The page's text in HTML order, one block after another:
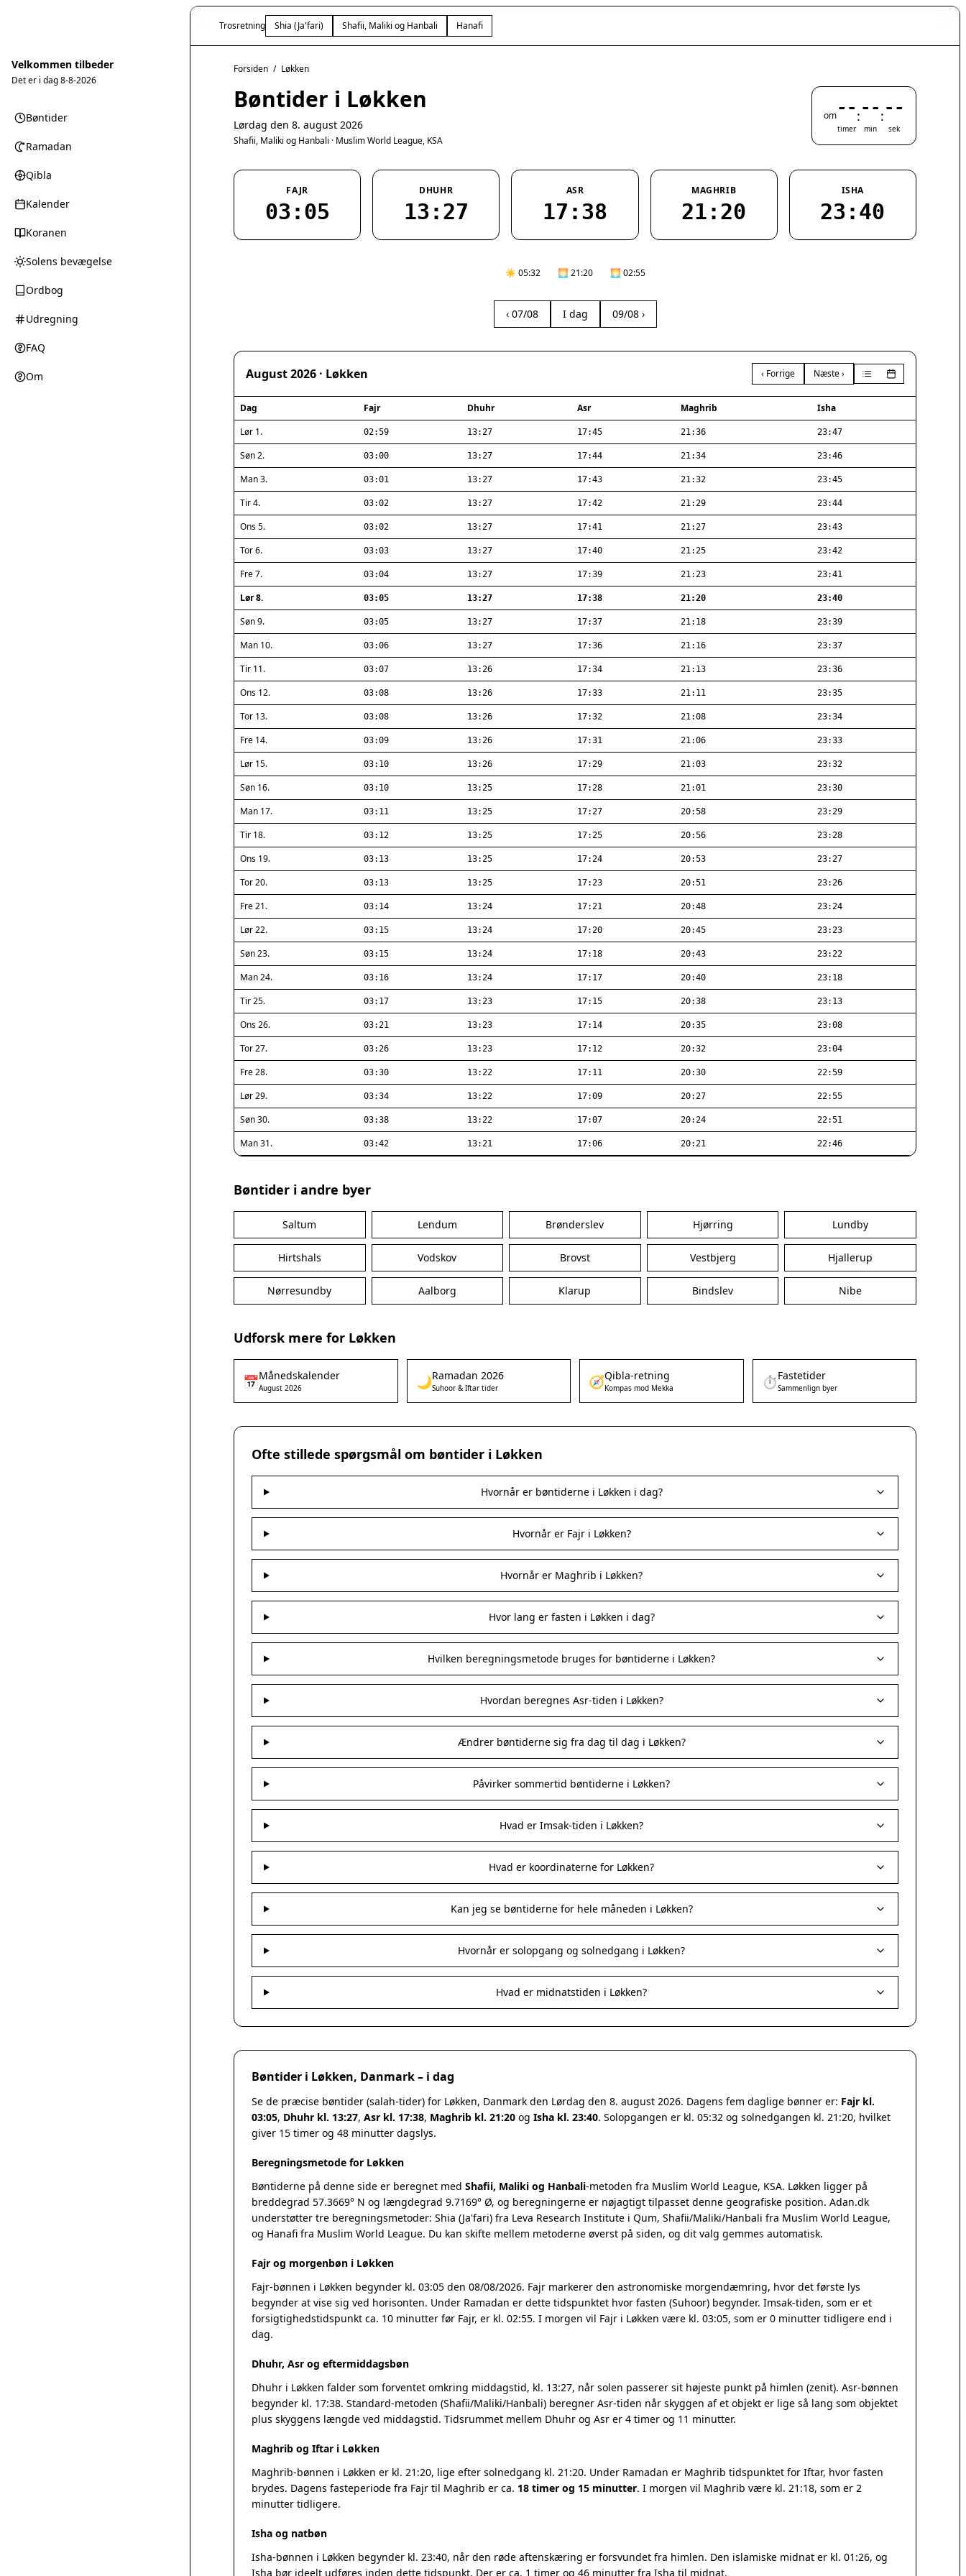
Velkommen tilbeder
Det er i dag8-8-2026
Bøntider
Ramadan
Qibla
Kalender
Koranen
Solens bevægelse
Ordbog
Udregning
FAQ
Om
Trosretning Shia (Ja'fari) Shafii, Maliki og Hanbali Hanafi
Forsiden / Løkken
Bøntider i Løkken
Lørdag den 8. august 2026
Shafii, Maliki og Hanbali · Muslim World League, KSA
om--
timer
:--
min
:--
sek
FAJR
03:05
DHUHR
13:27
ASR
17:38
MAGHRIB
21:20
ISHA
23:40
☀️ 05:32 🌅 21:20 🌅 02:55
‹ 07/08 I dag 09/08 ›
August 2026 · Løkken ‹ Forrige Næste ›
Dag Fajr Dhuhr Asr Maghrib
Isha
Lør 1.
02:59 13:27 17:45 21:36 23:47
Søn 2. 03:00 13:27 17:44 21:34 23:46
Man 3. 03:01 13:27 17:43 21:32 23:45
Tir 4. 03:02 13:27 17:42 21:29 23:44
Ons 5. 03:02 13:27 17:41 21:27 23:43
Tor 6. 03:03 13:27 17:40 21:25 23:42
Fre 7. 03:04 13:27 17:39 21:23 23:41
Lør 8. 03:05 13:27 17:38 21:20 23:40
Søn 9. 03:05 13:27 17:37 21:18 23:39
Man 10. 03:06 13:27 17:36 21:16 23:37
Tir 11. 03:07 13:26 17:34 21:13 23:36
Ons 12. 03:08 13:26 17:33 21:11 23:35
Tor 13. 03:08 13:26 17:32 21:08 23:34
Fre 14. 03:09 13:26 17:31 21:06 23:33
Lør 15. 03:10 13:26 17:29 21:03 23:32
Søn 16. 03:10 13:25 17:28 21:01 23:30
Man 17. 03:11 13:25 17:27 20:58 23:29
Tir 18. 03:12 13:25 17:25 20:56 23:28
Ons 19. 03:13 13:25 17:24 20:53 23:27
Tor 20. 03:13 13:25 17:23 20:51 23:26
Fre 21. 03:14 13:24 17:21 20:48 23:24
Lør 22. 03:15 13:24 17:20 20:45 23:23
Søn 23. 03:15 13:24 17:18 20:43 23:22
Man 24. 03:16 13:24 17:17 20:40 23:18
Tir 25. 03:17 13:23 17:15 20:38 23:13
Ons 26. 03:21 13:23 17:14 20:35 23:08
Tor 27. 03:26 13:23 17:12 20:32 23:04
Fre 28. 03:30 13:22 17:11 20:30 22:59
Lør 29. 03:34 13:22 17:09 20:27 22:55
Søn 30. 03:38 13:22 17:07 20:24 22:51
Man 31. 03:42 13:21 17:06 20:21 22:46
Bøntider i andre byer
Saltum Lendum Brønderslev Hjørring Lundby
Hirtshals Vodskov Brovst Vestbjerg Hjallerup
Nørresundby Aalborg Klarup Bindslev Nibe
Udforsk mere for Løkken
📅Månedskalender
August 2026 🌙Ramadan 2026
Suhoor & Iftar tider 🧭Qibla-retning
Kompas mod Mekka ⏱️Fastetider
Sammenlign byer
Ofte stillede spørgsmål om bøntider i Løkken
Hvornår er bøntiderne i Løkken i dag?
Hvornår er Fajr i Løkken?
Hvornår er Maghrib i Løkken?
Hvor lang er fasten i Løkken i dag?
Hvilken beregningsmetode bruges for bøntiderne i Løkken?
Hvordan beregnes Asr-tiden i Løkken?
Ændrer bøntiderne sig fra dag til dag i Løkken?
Påvirker sommertid bøntiderne i Løkken?
Hvad er Imsak-tiden i Løkken?
Hvad er koordinaterne for Løkken?
Kan jeg se bøntiderne for hele måneden i Løkken?
Hvornår er solopgang og solnedgang i Løkken?
Hvad er midnatstiden i Løkken?
Bøntider i Løkken, Danmark – i dag
Se de præcise bøntider (salah-tider) for Løkken, Danmark den Lørdag den 8. august 2026. Dagens fem daglige bønner er: Fajr kl.
03:05, Dhuhr kl. 13:27, Asr kl. 17:38, Maghrib kl. 21:20 og Isha kl. 23:40. Solopgangen er kl. 05:32 og solnedgangen kl. 21:20, hvilket
giver 15 timer og 48 minutter dagslys.
Beregningsmetode for Løkken
Bøntiderne på denne side er beregnet med Shafii, Maliki og Hanbali-metoden fra Muslim World League, KSA. Løkken ligger på
breddegrad 57.3669° N og længdegrad 9.7169° Ø, og beregningerne er nøjagtigt tilpasset denne geografiske position. Adan.dk
understøtter tre beregningsmetoder: Shia (Ja'fari) fra Leva Research Institute i Qum, Shafii/Maliki/Hanbali fra Muslim World League,
og Hanafi fra Muslim World League. Du kan skifte mellem metoderne øverst på siden, og dit valg gemmes automatisk.
Fajr og morgenbøn i Løkken
Fajr-bønnen i Løkken begynder kl. 03:05 den 08/08/2026. Fajr markerer den astronomiske morgendæmring, hvor det første lys
begynder at vise sig ved horisonten. Under Ramadan er dette tidspunktet hvor fasten (Suhoor) begynder. Imsak-tiden, som er et
forsigtighedstidspunkt ca. 10 minutter før Fajr, er kl. 02:55. I morgen vil Fajr i Løkken være kl. 03:05, som er 0 minutter tidligere end i
dag.
Dhuhr, Asr og eftermiddagsbøn
Dhuhr i Løkken falder som forventet omkring middagstid, kl. 13:27, når solen passerer sit højeste punkt på himlen (zenit). Asr-bønnen
begynder kl. 17:38. Standard-metoden (Shafii/Maliki/Hanbali) beregner Asr-tiden når skyggen af et objekt er lige så lang som objektet
plus skyggens længde ved middagstid. Tidsrummet mellem Dhuhr og Asr er 4 timer og 11 minutter.
Maghrib og Iftar i Løkken
Maghrib-bønnen i Løkken er kl. 21:20, lige efter solnedgang kl. 21:20. Under Ramadan er Maghrib tidspunktet for Iftar, hvor fasten
brydes. Dagens fasteperiode fra Fajr til Maghrib er ca. 18 timer og 15 minutter. I morgen vil Maghrib være kl. 21:18, som er 2
minutter tidligere.
Isha og natbøn
Isha-bønnen i Løkken begynder kl. 23:40, når den røde aftenskæring er forsvundet fra himlen. Den islamiske midnat er kl. 01:26, og
Isha bør ideelt udføres inden dette tidspunkt. Der er ca. 1 timer og 46 minutter fra Isha til midnat.